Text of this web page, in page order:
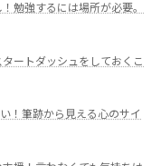
勉強するには場所が必要。
ートダッシュをしておくこ
！筆跡から見える心のサイ